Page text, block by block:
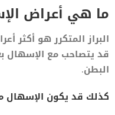
ما هي أعراض
البراز المتكرر هو
قد يتصاحب مع الإسهال
البطن.
كذلك قد يكون الإسهال